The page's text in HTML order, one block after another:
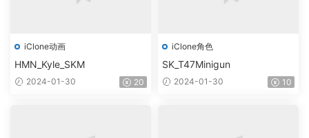
iClone动画
HMN_Kyle_SKM
2024-01-30 20
iClone角色
SK_T47Minigun
2024-01-30 10